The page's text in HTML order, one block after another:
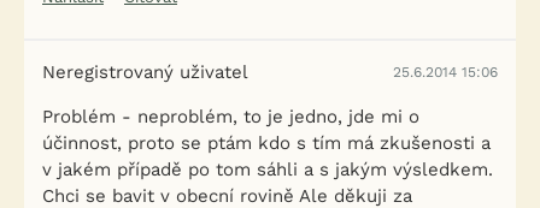
Neregistrovaný uživatel 25.6.2014 15:06
Problém - neproblém, to je jedno, jde mi o
účinnost, proto se ptám kdo s tím má zkušenosti a
v jakém případě po tom sáhli a s jakým výsledkem.
Chci se bavit v obecní rovině Ale děkuji za